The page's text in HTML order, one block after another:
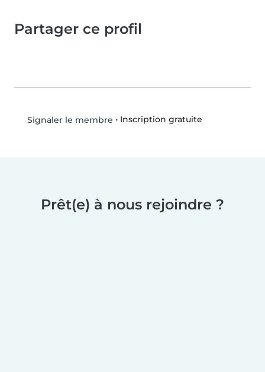
Partager ce profil
Signaler le membre • Inscription gratuite
Prêt(e) à nous rejoindre ?